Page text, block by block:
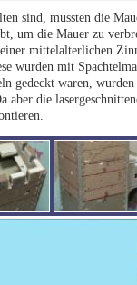
sind, mussten die
um die Mauer zu
mittelalterlichen
wurden mit
gedeckt waren,
aber die